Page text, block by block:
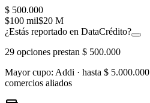
$ 500.000
$100 mil$20 M
¿Estás reportado en DataCrédito?
29 opciones prestan $ 500.000
Mayor cupo: Addi · hasta $ 5.000.000
comercios aliados